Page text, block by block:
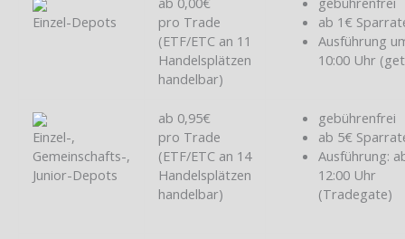
Einzel-Depots
pro Trade
(ETF/ETC an 11
Handelsplätzen
handelbar)
ab 1€
Ausführung
10:00 Uhr
Einzel-,
Gemeinschafts-,
Junior-Depots
ab 0,95€
pro Trade
(ETF/ETC an 14
Handelsplätzen
handelbar)
gebührenfrei
ab 5€
Ausführung:
12:00 Uhr
(Tradegate)